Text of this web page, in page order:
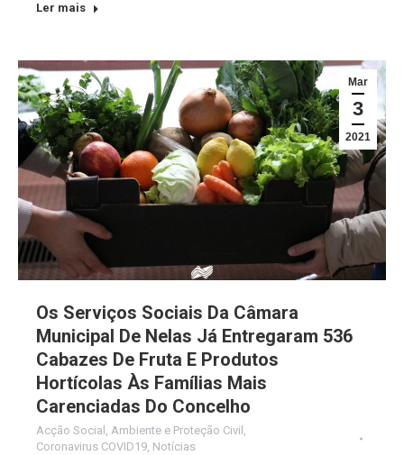
Ler mais
Mar
3
2021
Os Serviços Sociais Da Câmara
Municipal De Nelas Já Entregaram 536
Cabazes De Fruta E Produtos
Hortícolas Às Famílias Mais
Carenciadas Do Concelho
Acção Social , Ambiente e Proteção Civil ,
Coronavirus COVID19, Notícias